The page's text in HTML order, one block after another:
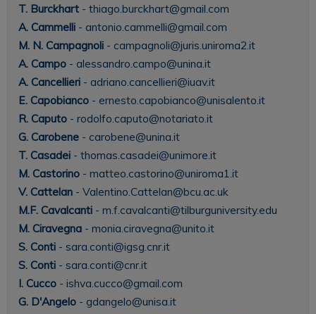
T. Burckhart - thiago.burckhart@gmail.com
A. Cammelli - antonio.cammelli@gmail.com
M. N. Campagnoli - campagnoli@juris.uniroma2.it
A. Campo - alessandro.campo@unina.it
A. Cancellieri - adriano.cancellieri@iuav.it
E. Capobianco - ernesto.capobianco@unisalento.it
R. Caputo - rodolfo.caputo@notariato.it
G. Carobene - carobene@unina.it
T. Casadei - thomas.casadei@unimore.it
M. Castorino - matteo.castorino@uniroma1.it
V. Cattelan - Valentino.Cattelan@bcu.ac.uk
M.F. Cavalcanti - m.f.cavalcanti@tilburguniversity.edu
M. Ciravegna - monia.ciravegna@unito.it
S. Conti - sara.conti@igsg.cnr.it
S. Conti - sara.conti@cnr.it
I. Cucco - ishva.cucco@gmail.com
G. D'Angelo - gdangelo@unisa.it